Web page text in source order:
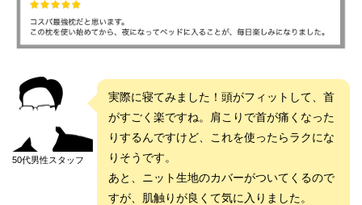
50代男性スタッフ
実際に寝てみました！頭がフィットして、首
がすごく楽ですね。肩こりで首が痛くなった
りするんですけど、これを使ったらラクにな
りそうです。
あと、ニット生地のカバーがついてくるので
すが、肌触りが良くて気に入りました。